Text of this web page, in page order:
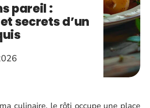
pareil :
secrets d’un